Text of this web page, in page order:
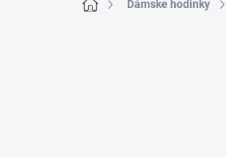
DomovDámske hodinky